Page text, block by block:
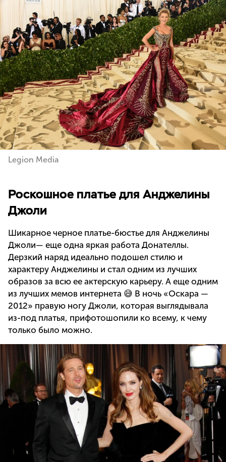
Legion Media
Роскошное платье для Анджелины
Джоли
Шикарное черное платье-бюстье для Анджелины
Джоли— еще одна яркая работа Донателлы.
Дерзкий наряд идеально подошел стилю и
характеру Анджелины и стал одним из лучших
образов за всю ее актерскую карьеру. А еще одним
из лучших мемов интернета 😅 В ночь «Оскара —
2012» правую ногу Джоли, которая выглядывала
из-под платья, прифотошопили ко всему, к чему
только было можно.